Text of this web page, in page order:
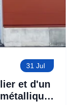
31 Jul
et d'un